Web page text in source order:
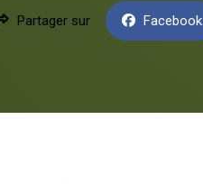
Partager sur Facebook